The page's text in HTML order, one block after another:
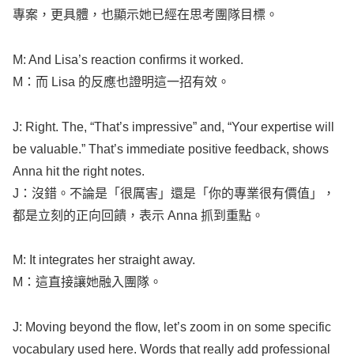
專案，更具體，也顯示她已經在思考團隊目標。
M: And Lisa’s reaction confirms itworked.
M：而 Lisa 的反應也證明這一招有效。
J: Right. The, “That’s impressive” and, “Your expertise will
be valuable.” That’s immediate positive feedback, shows
Anna hitthe right notes.
J：沒錯。不論是「很厲害」還是「你的專業很有價值」，
都是立刻的正向回饋，表示 Anna 抓到重點。
M: It integrates her straight away.
M：這直接讓她融入團隊。
J: Moving beyond the flow, let’s zoom in on some specific
vocabulary used here. Words that really add professional